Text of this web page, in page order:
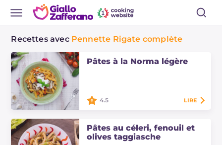
Recettes avec Pennette Rigate complète
Pâtes à la Norma légère
plat principal au goût
méditerranéen, une
réinterprétation des célèbres pâtes
4.5 LIRE
Pâtes au céleri, fenouil et
olives taggiasche